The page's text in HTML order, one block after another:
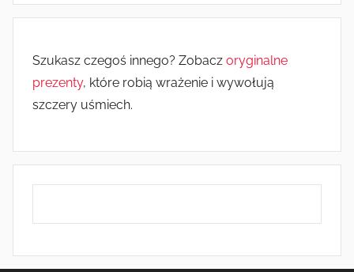
Szukasz czegoś innego? Zobacz oryginalne
prezenty, które robią wrażenie i wywołują
szczery uśmiech.